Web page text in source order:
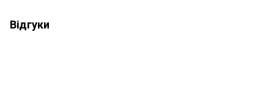
Відгуки